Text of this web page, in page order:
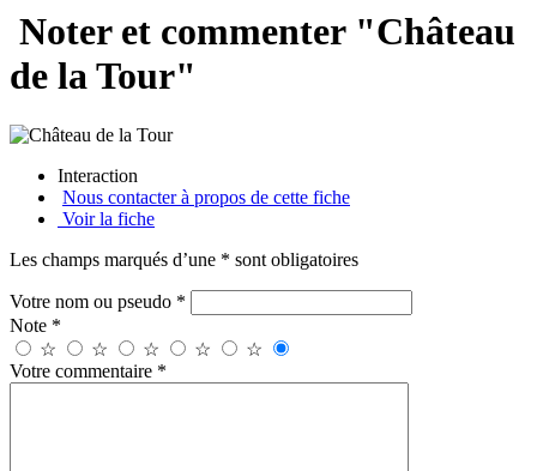
Noter et commenter "Château
de la Tour"
Interaction
Nous contacter à propos de cette fiche
Voir la fiche
Les champs marqués d’une * sont obligatoires
Votre nom ou pseudo *
Note *
☆
☆ ☆ ☆
☆
Votre commentaire *